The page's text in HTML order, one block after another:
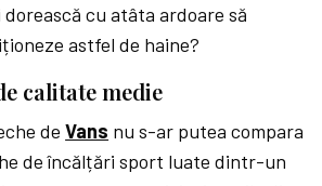
cu atâta ardoare să
astfel de haine?
calitate medie
deVans nu s-ar putea compara
de încălțări sport luate dintr-un